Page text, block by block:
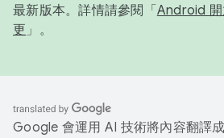
最新版本。詳情請參閱「 Android
更 」。
Google 會運用 AI 技術將內容翻譯